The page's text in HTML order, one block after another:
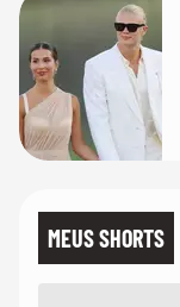
MEUS SHORTS